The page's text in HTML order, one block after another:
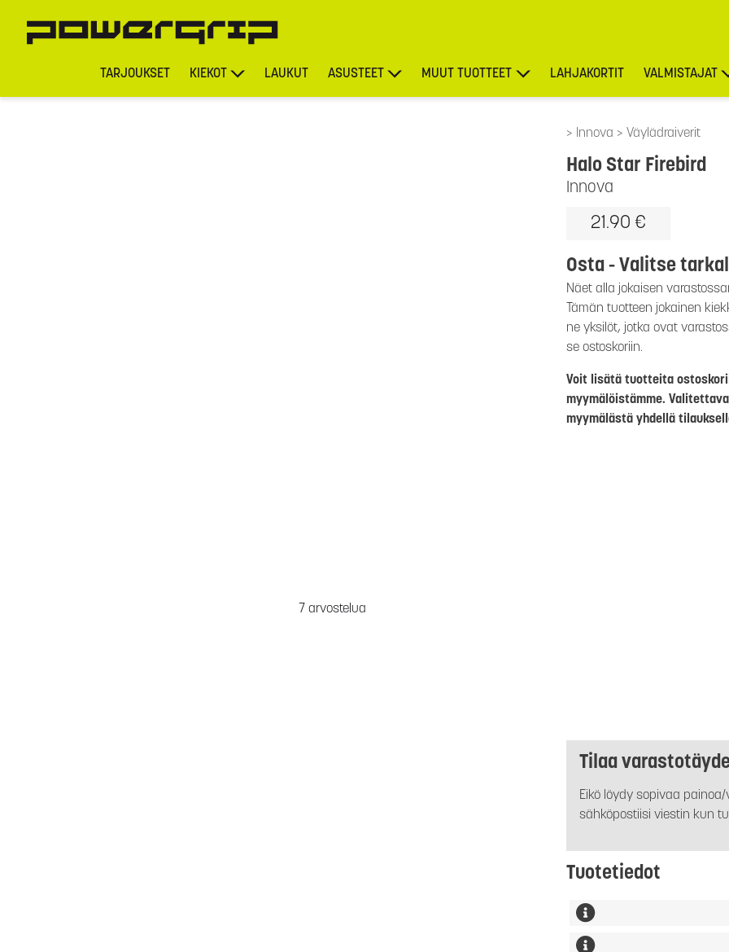
TARJOUKSET KIEKOT LAUKUT ASUSTEET MUUT TUOTTEET LAHJAKORTIT VALMISTAJAT
Innova Väylädraiverit
7 arvostelua
Innova
Halo Star Firebird
21.90 €
Osta - Valitse
Näet alla jokaisen
Tämän tuotteen jokainen
ne yksilöt, jotka ovat
se ostoskoriin.
Voit lisätä tuotteita
myymälöistämme.
myymälästä yhdellä
Tilaa
Eikö löydy sopivaa
sähköpostiisi viestin kun
Tuotetiedot